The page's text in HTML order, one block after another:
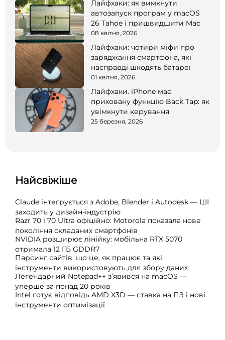
Лайфхаки: як вимкнути
автозапуск програм у macOS
26 Tahoe і пришвидшити Mac
08 квітня, 2026
Лайфхаки: чотири міфи про
заряджання смартфона, які
насправді шкодять батареї
01 квітня, 2026
Лайфхаки. iPhone має
приховану функцію Back Tap: як
увімкнути керування
25 березня, 2026
Найсвіжіше
Claude інтегрується з Adobe, Blender і Autodesk — ШІ
заходить у дизайн-індустрію
Razr 70 і 70 Ultra офіційно: Motorola показала нове
покоління складаних смартфонів
NVIDIA розширює лінійку: мобільна RTX 5070
отримала 12 ГБ GDDR7
Парсинг сайтів: що це, як працює та які
інструменти використовують для збору даних
Легендарний Notepad++ з’явився на macOS —
уперше за понад 20 років
Intel готує відповідь AMD X3D — ставка на ПЗ і нові
інструменти оптимізації